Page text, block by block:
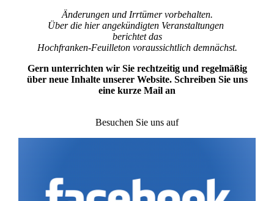
Änderungen und Irrtümer vorbehalten.
Über die hier angekündigten Veranstaltungen
berichtet das
Hochfranken-Feuilleton voraussichtlich demnächst.
Gern unterrichten wir Sie rechtzeitig und regelmäßig
über neue Inhalte unserer Website. Schreiben Sie uns
eine kurze Mail an
Besuchen Sie uns auf